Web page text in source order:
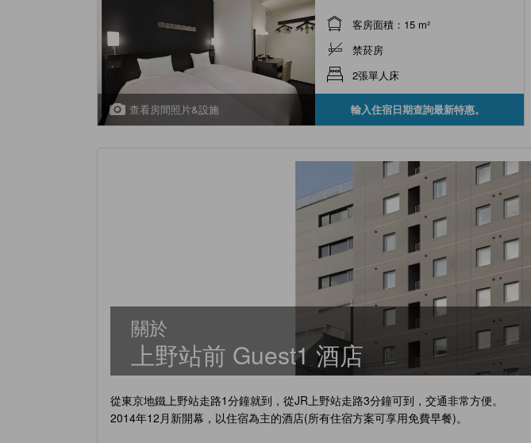
查看房間照片&設施
客房面積：15 m²
禁菸房
2張單人床
輸入住宿日期查詢最新特惠。
關於
上野站前 Guest1 酒店
從東京地鐵上野站走路1分鐘就到，從JR上野站走路3分鐘可到，交通非常方便。
2014年12月新開幕，以住宿為主的酒店(所有住宿方案可享用免費早餐)。